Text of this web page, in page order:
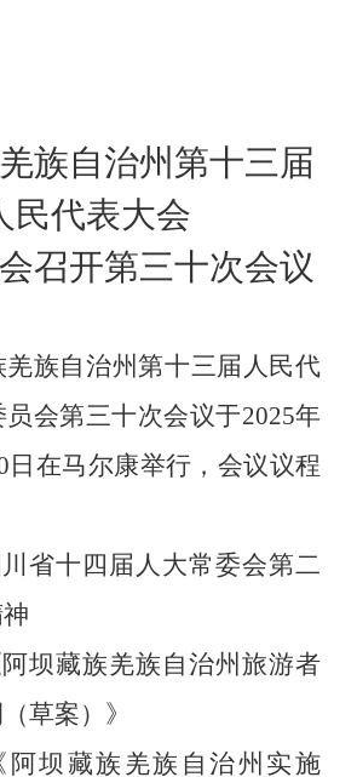
族自治州第十三届
民代表大会
召开第三十次会议
羌族自治州第十三届人民代
员会第三十次会议于2025年
日在马尔康举行，会议议程
川省十四届人大常委会第二
坝藏族羌族自治州旅游者
草案）》
阿坝藏族羌族自治州实施